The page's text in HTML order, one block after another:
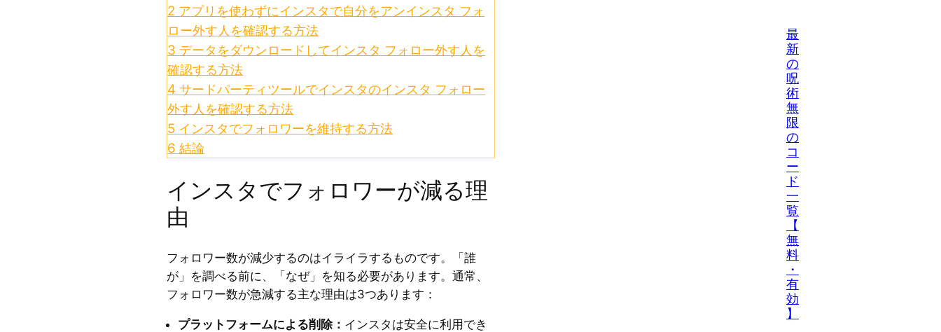
2 アプリを使わずにインスタで自分をアンインスタ フォ
ロー外す人を確認する方法
3 データをダウンロードしてインスタ フォロー外す人を
確認する方法
4 サードパーティツールでインスタのインスタ フォロー
外す人を確認する方法
5 インスタでフォロワーを維持する方法
6 結論
インスタでフォロワーが減る理
由
フォロワー数が減少するのはイライラするものです。「誰
が」を調べる前に、「なぜ」を知る必要があります。通常、
フォロワー数が急減する主な理由は3つあります：
プラットフォームによる削除： インスタは安全に利用でき
最
新
の
呪
術
無
限
の
コ
ー
ド
一
覧
【
無
料
・
有
効
】